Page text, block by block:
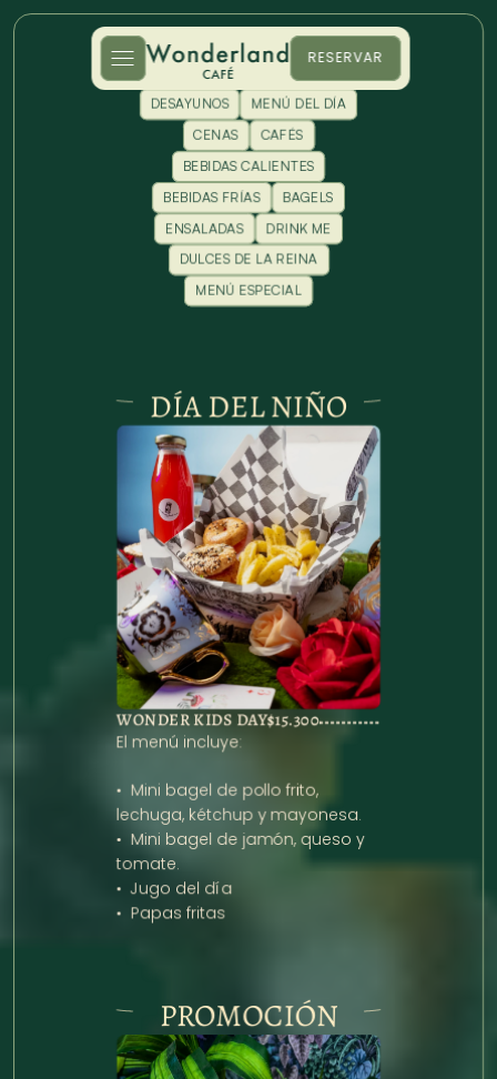
RESERVAR
AFTERNOON TEA
BRUNCH
DESAYUNOS
MENÚ DEL DÍA
CENAS
CAFÉS
BEBIDAS CALIENTES
BEBIDAS FRÍAS
BAGELS
ENSALADAS
DRINK ME
DULCES DE LA REINA
MENÚ ESPECIAL
DÍA DEL NIÑO
WONDER KIDS DAY$15.300
El menú incluye:
•⁠  ⁠Mini bagel de pollo frito,
lechuga, kétchup y mayonesa.
•⁠  ⁠Mini bagel de jamón, queso y
tomate.
•⁠  ⁠Jugo del día
•⁠  ⁠Papas fritas
PROMOCIÓN